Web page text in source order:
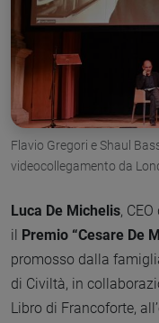
Flavio Gregori e Shaul
videocollegamento da
Luca De Michelis, CEO
il Premio “Cesare De
promosso dalla
di Civiltà, in
Libro di Francoforte,